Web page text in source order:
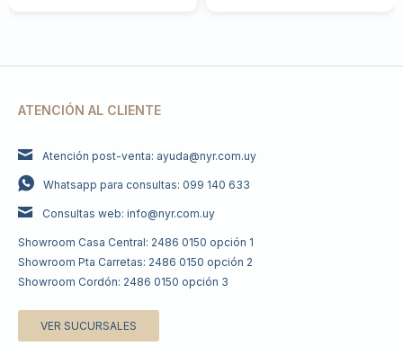
ATENCIÓN AL CLIENTE
Atención post-venta: ayuda@nyr.com.uy
Whatsapp para consultas: 099 140 633
Consultas web: info@nyr.com.uy
Showroom Casa Central: 2486 0150 opción 1
Showroom Pta Carretas: 2486 0150 opción 2
Showroom Cordón: 2486 0150 opción 3
VER SUCURSALES